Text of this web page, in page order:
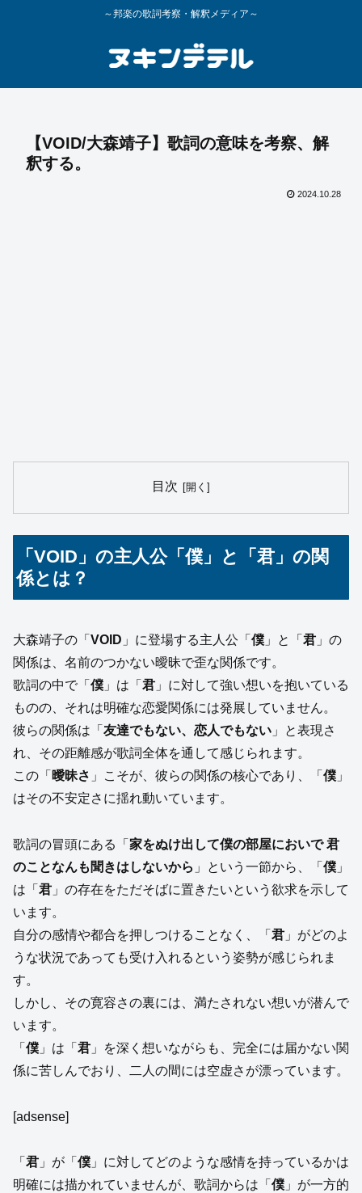
～邦楽の歌詞考察・解釈メディア～
【VOID/大森靖子】歌詞の意味を考察、解
釈する。
2024.10.28
目次
「VOID」の主人公「僕」と「君」の関
係とは？
大森靖子の「 VOID 」に登場する主人公「 僕 」と「 君 」の
関係は、名前のつかない曖昧で歪な関係です。
歌詞の中で「 僕 」は「 君 」に対して強い想いを抱いている
ものの、それは明確な恋愛関係には発展していません。
彼らの関係は「 友達でもない、恋人でもない 」と表現さ
れ、その距離感が歌詞全体を通して感じられます。
この「 曖昧さ 」こそが、彼らの関係の核心であり、「 僕 」
はその不安定さに揺れ動いています。
歌詞の冒頭にある「 家をぬけ出して僕の部屋においで 君
のことなんも聞きはしないから 」という一節から、「 僕 」
は「 君 」の存在をただそばに置きたいという欲求を示して
います。
自分の感情や都合を押しつけることなく、「 君 」がどのよ
うな状況であっても受け入れるという姿勢が感じられま
す。
しかし、その寛容さの裏には、満たされない想いが潜んで
います。
「 僕 」は「 君 」を深く想いながらも、完全には届かない関
係に苦しんでおり、二人の間には空虚さが漂っています。
[adsense]
「 君 」が「 僕 」に対してどのような感情を持っているかは
明確には描かれていませんが、歌詞からは「 僕 」が一方的